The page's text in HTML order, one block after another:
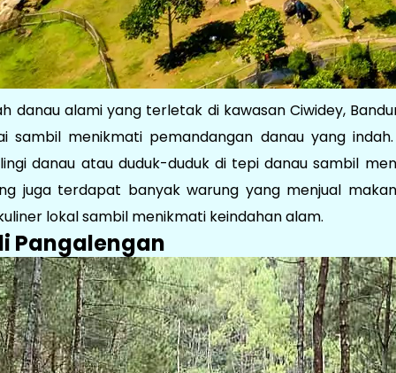
danau alami yang terletak di kawasan Ciwidey,
sambil menikmati pemandangan danau yang
danau atau duduk-duduk di tepi danau sambil
juga terdapat banyak warung yang menjual
lokal sambil menikmati keindahan alam.
Pangalengan